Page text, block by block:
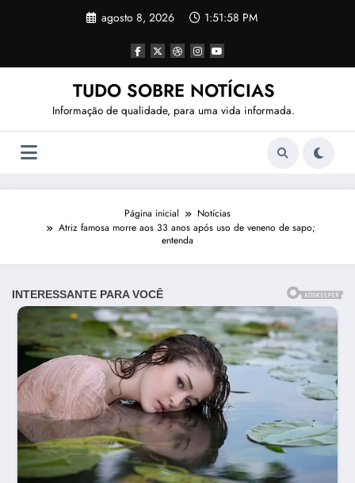
agosto 8, 2026 1:52:01 PM
TUDO SOBRE NOTÍCIAS
Informação de qualidade, para uma vida informada.
Página inicial
Notícias
Atriz famosa morre aos 33 anos após uso de veneno de sapo;
entenda